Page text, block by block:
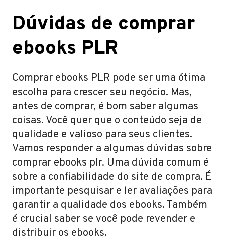
Dúvidas de comprar
ebooks PLR
Comprar ebooks PLR pode ser uma ótima
escolha para crescer seu negócio. Mas,
antes de comprar, é bom saber algumas
coisas. Você quer que o conteúdo seja de
qualidade e valioso para seus clientes.
Vamos responder a algumas dúvidas sobre
comprar ebooks plr. Uma dúvida comum é
sobre a confiabilidade do site de compra. É
importante pesquisar e ler avaliações para
garantir a qualidade dos ebooks. Também
é crucial saber se você pode revender e
distribuir os ebooks.